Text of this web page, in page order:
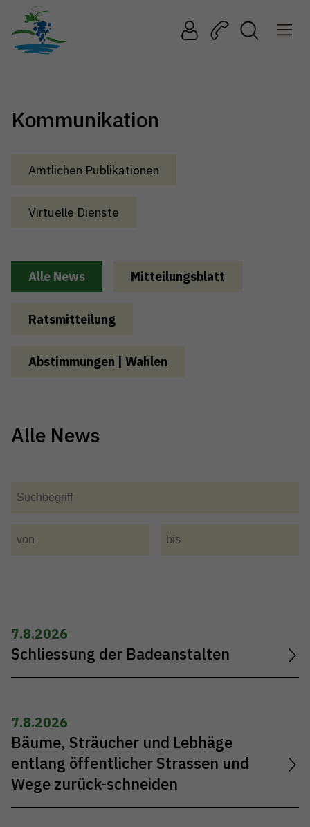
Kommunikation
Amtlichen Publikationen
Virtuelle Dienste
Alle News Mitteilungsblatt
Ratsmitteilung
Abstimmungen | Wahlen
Alle News
7.8.2026
Schliessung der Badeanstalten
7.8.2026
Bäume, Sträucher und Lebhäge
entlang öffentlicher Strassen und
Wege zurück-schneiden